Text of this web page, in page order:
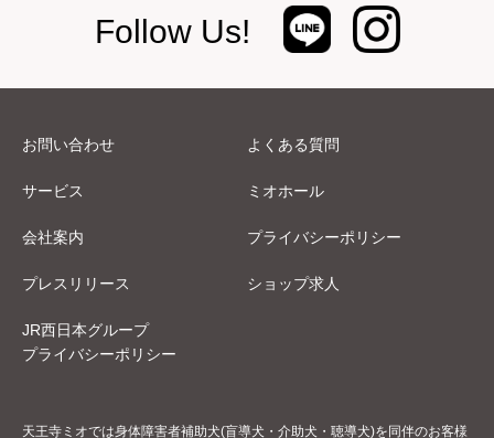
Follow Us!
お問い合わせ よくある質問
サービス ミオホール
会社案内 プライバシーポリシー
プレスリリース ショップ求人
JR西日本グループ
プライバシーポリシー
天王寺ミオでは身体障害者補助犬(盲導犬・介助犬・聴導犬)を同伴のお客様